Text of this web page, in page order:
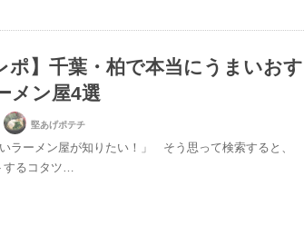
ポ】千葉・柏で本当にうまいおす
メン屋4選
堅あげポテチ
ラーメン屋が知りたい！」 そう思って検索すると、
るコタツ…